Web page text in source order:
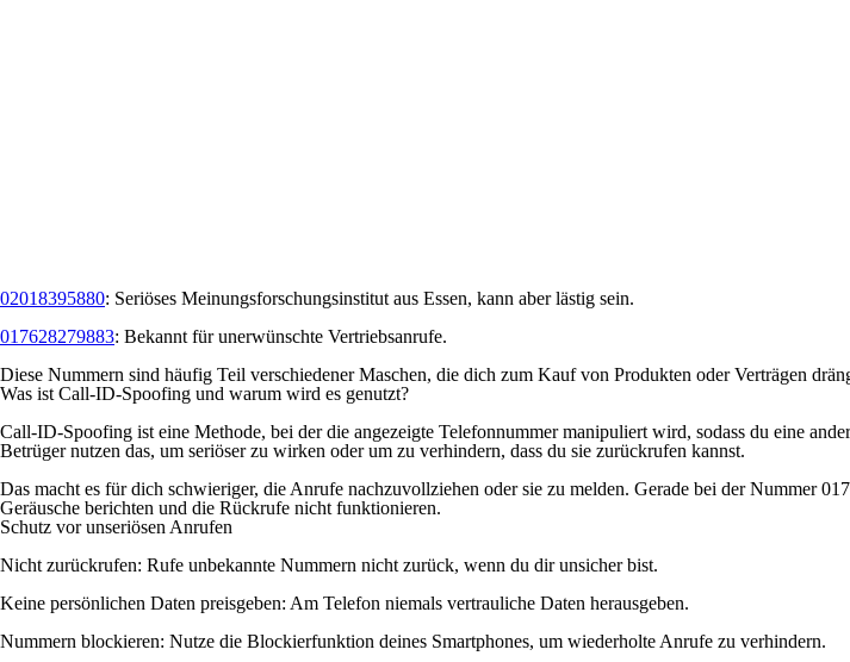
02018395880: Seriöses Meinungsforschungsinstitut aus Essen, kann aber lästig sein.
017628279883: Bekannt für unerwünschte Vertriebsanrufe.
Diese Nummern sind häufig Teil verschiedener Maschen, die dich zum Kauf von Produkten oder Verträgen
Was ist Call-ID-Spoofing und warum wird es genutzt?
Call-ID-Spoofing ist eine Methode, bei der die angezeigte Telefonnummer manipuliert wird, sodass du eine
Betrüger nutzen das, um seriöser zu wirken oder um zu verhindern, dass du sie zurückrufen kannst.
Das macht es für dich schwieriger, die Anrufe nachzuvollziehen oder sie zu melden. Gerade bei der Nummer
Geräusche berichten und die Rückrufe nicht funktionieren.
Schutz vor unseriösen Anrufen
Nicht zurückrufen: Rufe unbekannte Nummern nicht zurück, wenn du dir unsicher bist.
Keine persönlichen Daten preisgeben: Am Telefon niemals vertrauliche Daten herausgeben.
Nummern blockieren: Nutze die Blockierfunktion deines Smartphones, um wiederholte Anrufe zu verhindern.